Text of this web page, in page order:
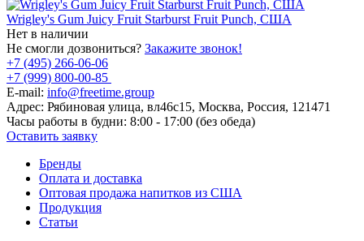
Wrigley's Gum Juicy Fruit Starburst Fruit Punch, США
Нет в наличии
Не смогли дозвониться? Закажите звонок!
+7 (495) 266-06-06
+7 (999) 800-00-85
E-mail: info@freetime.group
Адрес: Рябиновая улица, вл46с15, Москва, Россия, 121471
Часы работы в будни: 8:00 - 17:00 (без обеда)
Оставить заявку
Бренды
Оплата и доставка
Оптовая продажа напитков из США
Продукция
Статьи